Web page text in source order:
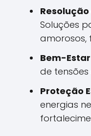
Soluções
amorosos,
Bem-
de
Proteção
energias